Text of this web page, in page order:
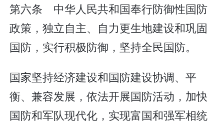
第六条 中华人民共和国奉行防御性国防
政策，独立自主、自力更生地建设和巩固
国防，实行积极防御，坚持全民国防。
国家坚持经济建设和国防建设协调、平
衡、兼容发展，依法开展国防活动，加快
国防和军队现代化，实现富国和强军相统